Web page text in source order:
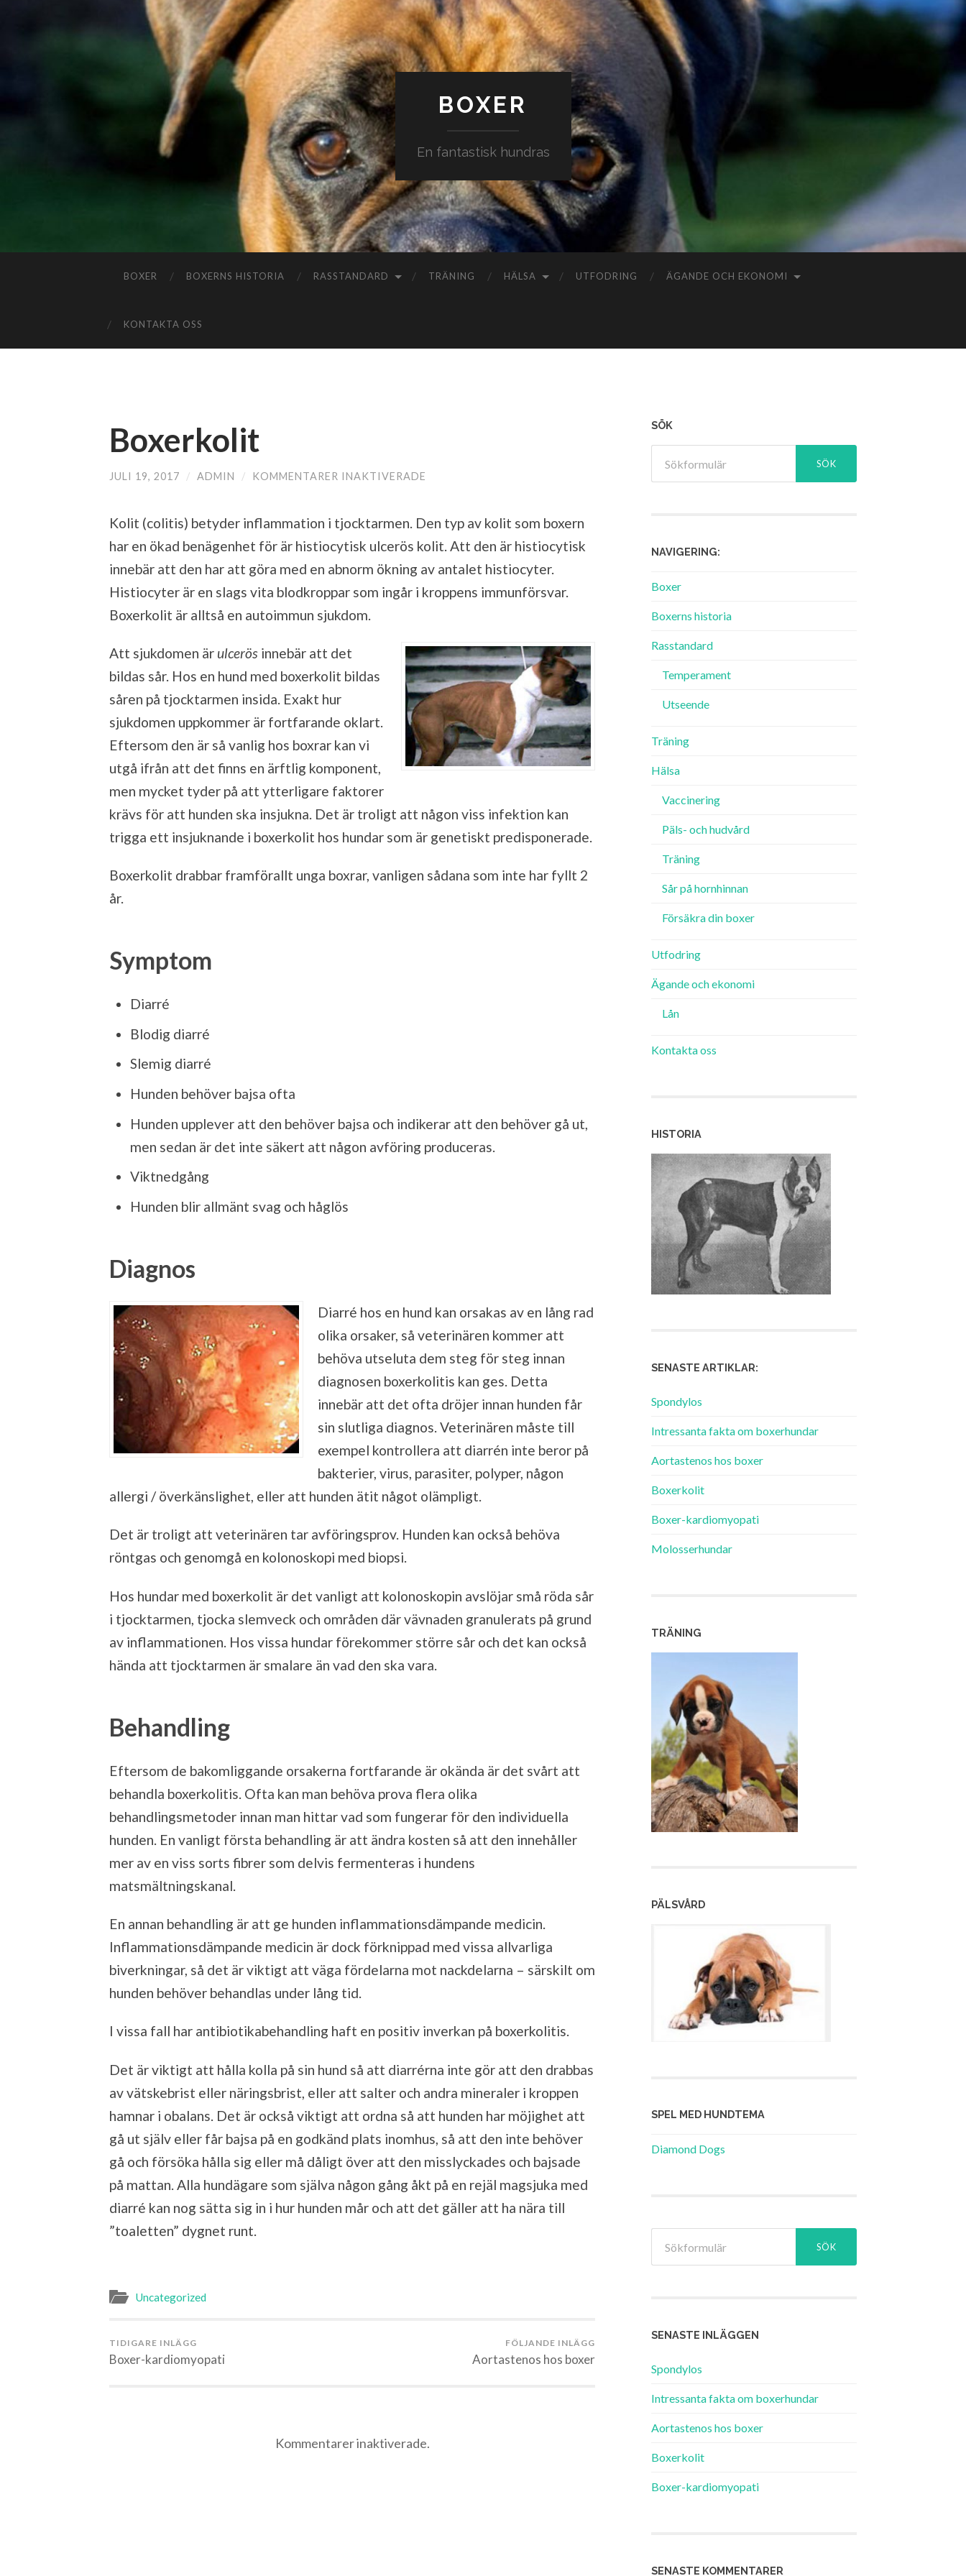
BOXER
En fantastisk hundras
BOXER BOXERNS HISTORIA RASSTANDARD TRÄNING HÄLSA UTFODRING ÄGANDE OCH EKONOMI
KONTAKTA OSS
Boxerkolit
JULI 19, 2017 / ADMIN / KOMMENTARER INAKTIVERADE
Kolit (colitis) betyder inflammation i tjocktarmen. Den typ av kolit som boxern
har en ökad benägenhet för är histiocytisk ulcerös kolit. Att den är histiocytisk
innebär att den har att göra med en abnorm ökning av antalet histiocyter.
Histiocyter är en slags vita blodkroppar som ingår i kroppens immunförsvar.
Boxerkolit är alltså en autoimmun sjukdom.
Att sjukdomen är ulcerös innebär att det
bildas sår. Hos en hund med boxerkolit bildas
såren på tjocktarmen insida. Exakt hur
sjukdomen uppkommer är fortfarande oklart.
Eftersom den är så vanlig hos boxrar kan vi
utgå ifrån att det finns en ärftlig komponent,
men mycket tyder på att ytterligare faktorer
krävs för att hunden ska insjukna. Det är troligt att någon viss infektion kan
trigga ett insjuknande i boxerkolit hos hundar som är genetiskt predisponerade.
Boxerkolit drabbar framförallt unga boxrar, vanligen sådana som inte har fyllt 2
år.
Symptom
Diarré
Blodig diarré
Slemig diarré
Hunden behöver bajsa ofta
Hunden upplever att den behöver bajsa och indikerar att den behöver gå ut,
men sedan är det inte säkert att någon avföring produceras.
Viktnedgång
Hunden blir allmänt svag och håglös
Diagnos
Diarré hos en hund kan orsakas av en lång rad
olika orsaker, så veterinären kommer att
behöva utseluta dem steg för steg innan
diagnosen boxerkolitis kan ges. Detta
innebär att det ofta dröjer innan hunden får
sin slutliga diagnos. Veterinären måste till
exempel kontrollera att diarrén inte beror på
bakterier, virus, parasiter, polyper, någon
allergi / överkänslighet, eller att hunden ätit något olämpligt.
Det är troligt att veterinären tar avföringsprov. Hunden kan också behöva
röntgas och genomgå en kolonoskopi med biopsi.
Hos hundar med boxerkolit är det vanligt att kolonoskopin avslöjar små röda sår
i tjocktarmen, tjocka slemveck och områden där vävnaden granulerats på grund
av inflammationen. Hos vissa hundar förekommer större sår och det kan också
hända att tjocktarmen är smalare än vad den ska vara.
Behandling
Eftersom de bakomliggande orsakerna fortfarande är okända är det svårt att
behandla boxerkolitis. Ofta kan man behöva prova flera olika
behandlingsmetoder innan man hittar vad som fungerar för den individuella
hunden. En vanligt första behandling är att ändra kosten så att den innehåller
mer av en viss sorts fibrer som delvis fermenteras i hundens
matsmältningskanal.
En annan behandling är att ge hunden inflammationsdämpande medicin.
Inflammationsdämpande medicin är dock förknippad med vissa allvarliga
biverkningar, så det är viktigt att väga fördelarna mot nackdelarna – särskilt om
hunden behöver behandlas under lång tid.
I vissa fall har antibiotikabehandling haft en positiv inverkan på boxerkolitis.
Det är viktigt att hålla kolla på sin hund så att diarrérna inte gör att den drabbas
av vätskebrist eller näringsbrist, eller att salter och andra mineraler i kroppen
hamnar i obalans. Det är också viktigt att ordna så att hunden har möjighet att
gå ut själv eller får bajsa på en godkänd plats inomhus, så att den inte behöver
gå och försöka hålla sig eller må dåligt över att den misslyckades och bajsade
på mattan. Alla hundägare som själva någon gång åkt på en rejäl magsjuka med
diarré kan nog sätta sig in i hur hunden mår och att det gäller att ha nära till
”toaletten” dygnet runt.
Uncategorized
TIDIGARE INLÄGG
Boxer-kardiomyopati
FÖLJANDE INLÄGG
Aortastenos hos boxer
Kommentarer inaktiverade.
SÖK
NAVIGERING:
Boxer
Boxerns historia
Rasstandard
Temperament
Utseende
Träning
Hälsa
Vaccinering
Päls- och hudvård
Träning
Sår på hornhinnan
Försäkra din boxer
Utfodring
Ägande och ekonomi
Lån
Kontakta oss
HISTORIA
SENASTE ARTIKLAR:
Spondylos
Intressanta fakta om boxerhundar
Aortastenos hos boxer
Boxerkolit
Boxer-kardiomyopati
Molosserhundar
TRÄNING
PÄLSVÅRD
SPEL MED HUNDTEMA
Diamond Dogs
SENASTE INLÄGGEN
Spondylos
Intressanta fakta om boxerhundar
Aortastenos hos boxer
Boxerkolit
Boxer-kardiomyopati
SENASTE KOMMENTARER